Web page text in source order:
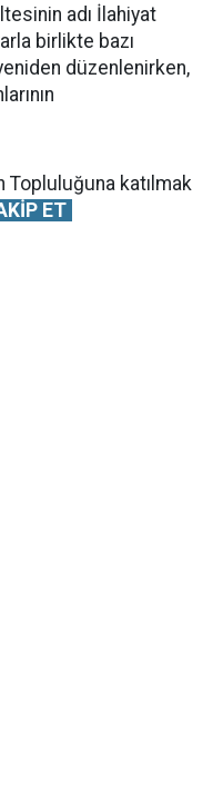
adı İlahiyat
birlikte bazı
düzenlenirken,
Topluluğuna katılmak
ET